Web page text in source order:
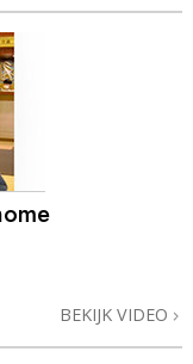
BEKIJK VIDEO